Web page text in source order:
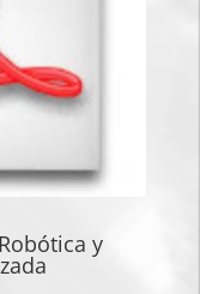
y